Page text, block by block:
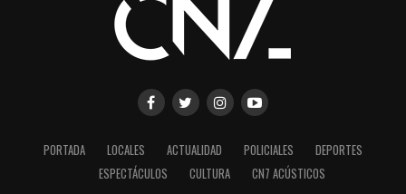
PORTADA LOCALES ACTUALIDAD POLICIALES
DEPORTES
ESPECTÁCULOS
CULTURA CN7 ACÚSTICOS